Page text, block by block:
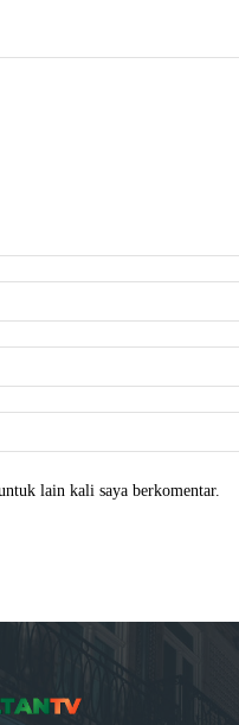
lain kali saya berkomentar.